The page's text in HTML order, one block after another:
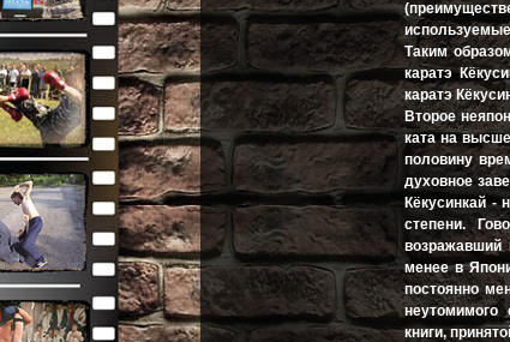
Таким
каратэ
каратэ
Второе
ката на
половину
духовное
Кёкусинкай -
степени.
возражавший
менее в
постоянно
неутомимого
книги,